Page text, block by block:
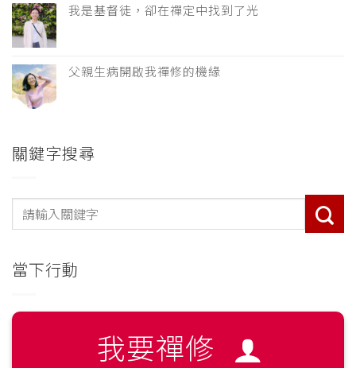
我是基督徒，卻在禪定中找到了光
父親生病開啟我禪修的機緣
關鍵字搜尋
當下行動
我要禪修